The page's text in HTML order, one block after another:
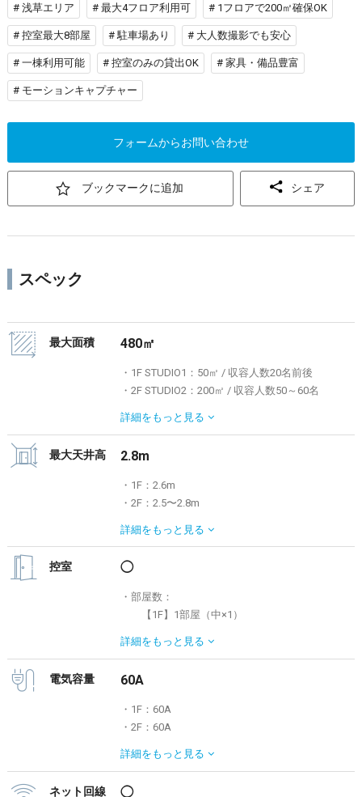
# 浅草エリア # 最大4フロア利用可 # 1フロアで200㎡確保OK
# 控室最大8部屋 # 駐車場あり # 大人数撮影でも安心
# 一棟利用可能 # 控室のみの貸出OK # 家具・備品豊富
# モーションキャプチャー
フォームからお問い合わせ
ブックマークに追加 シェア
スペック
最大面積 480㎡
・1F STUDIO1：50㎡ / 収容人数20名前後
・2F STUDIO2：200㎡ / 収容人数50～60名
・4F STUDIO4：230㎡ / 収容人数50～60名
詳細を もっと見る
最大天井高 2.8m
・1F：2.6m
・2F：2.5〜2.8m
・4F：2.5〜2.7m
詳細を もっと見る
控室 ◯
・部屋数：
【1F】1部屋（中×1）
【3F】5部屋（大×2 / 中×2 / 小×1）
利用可
※ 利用人数の目安・・大 4名 / 中 2名 / 小
1名
詳細を もっと見る
電気容量 60A
・1F：60A
・2F：60A
・4F：60A
詳細を もっと見る
ネット回線 ◯